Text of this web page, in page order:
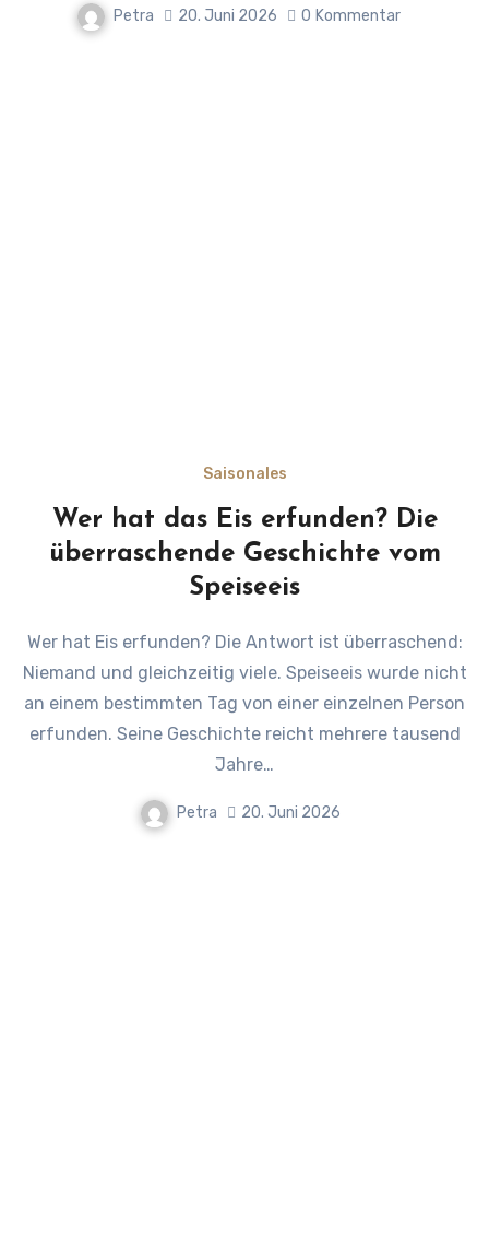
Petra 20. Juni 2026 0 Kommentar
Saisonales
Wer hat das Eis erfunden? Die
überraschende Geschichte vom
Speiseeis
Wer hat Eis erfunden? Die Antwort ist überraschend:
Niemand und gleichzeitig viele. Speiseeis wurde nicht
an einem bestimmten Tag von einer einzelnen Person
erfunden. Seine Geschichte reicht mehrere tausend
Jahre…
Petra 20. Juni 2026